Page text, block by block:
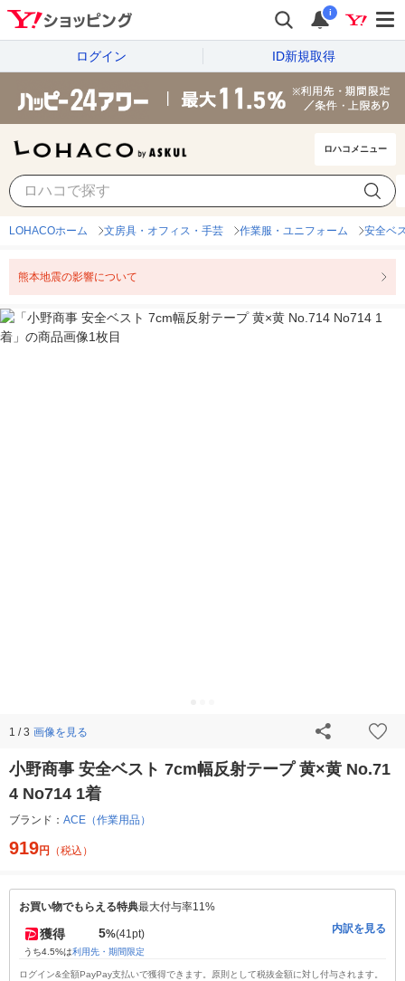
i
ログイン ID新規取得
ロハコメニュー
LOHACOホーム 文房具・オフィス・手芸 作業服・ユニフォーム 安全ベ
熊本地震の影響について
1 / 3 画像を見る
小野商事 安全ベスト 7cm幅反射テープ 黄×黄 No.71
4 No714 1着
ブランド： ACE（作業用品）
919円 （税込）
お買い物でもらえる特典最大付与率11%
獲得 5%(41pt)
うち4.5%は利用先・期間限定
内訳を見る
ログイン&全額PayPay支払いで獲得できます。原則として税抜金額に対し付与されます。